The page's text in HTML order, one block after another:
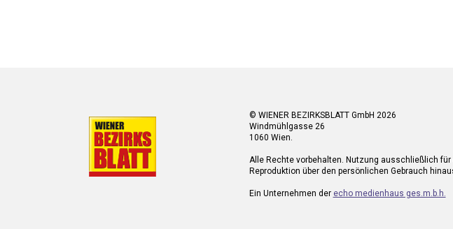
© WIENER BEZIRKSBLATT GmbH 2026
Windmühlgasse 26
1060 Wien.
Alle Rechte vorbehalten. Nutzung ausschließlich
Reproduktion über den persönlichen Gebrauch
Ein Unternehmen der echo medienhaus ges.m.b.h.